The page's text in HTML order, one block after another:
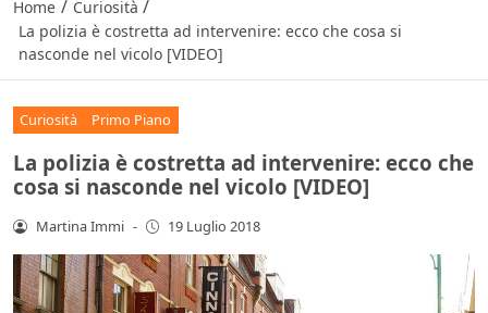
Home / Curiosità /
La polizia è costretta ad intervenire: ecco che cosa si
nasconde nel vicolo [VIDEO]
Curiosità Primo Piano
La polizia è costretta ad intervenire: ecco che
cosa si nasconde nel vicolo [VIDEO]
Martina Immi - 19 Luglio 2018